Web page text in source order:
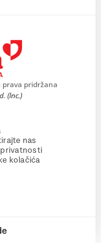
prava pridržana
(Inc.)
nas
kolačića